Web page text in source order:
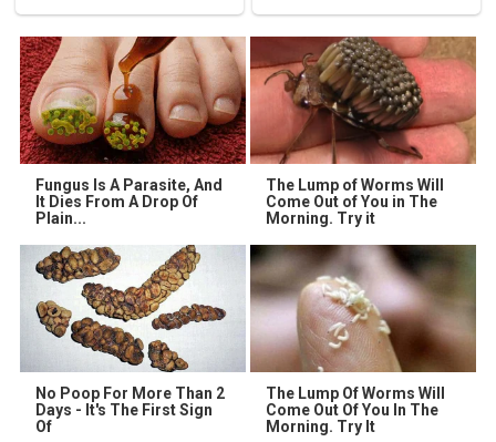
Fungus Is A Parasite, And
It Dies From A Drop Of
Plain...
The Lump of Worms Will
Come Out of You in The
Morning. Try it
No Poop For More Than 2
Days - It's The First Sign
Of
The Lump Of Worms Will
Come Out Of You In The
Morning. Try It